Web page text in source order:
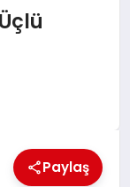
Paylaş